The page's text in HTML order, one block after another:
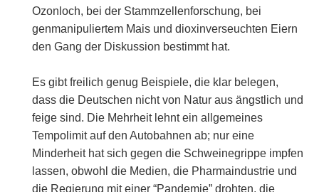
Ozonloch, bei der Stammzellenforschung, bei
genmanipuliertem Mais und dioxinverseuchten Eiern
den Gang der Diskussion bestimmt hat.
Es gibt freilich genug Beispiele, die klar belegen,
dass die Deutschen nicht von Natur aus ängstlich und
feige sind. Die Mehrheit lehnt ein allgemeines
Tempolimit auf den Autobahnen ab; nur eine
Minderheit hat sich gegen die Schweinegrippe impfen
lassen, obwohl die Medien, die Pharmaindustrie und
die Regierung mit einer “Pandemie” drohten, die